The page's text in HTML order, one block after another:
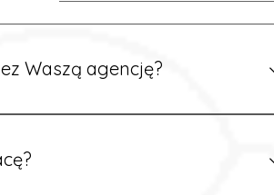
Waszą agencję?
skontaktować się z nami telefonicznie.